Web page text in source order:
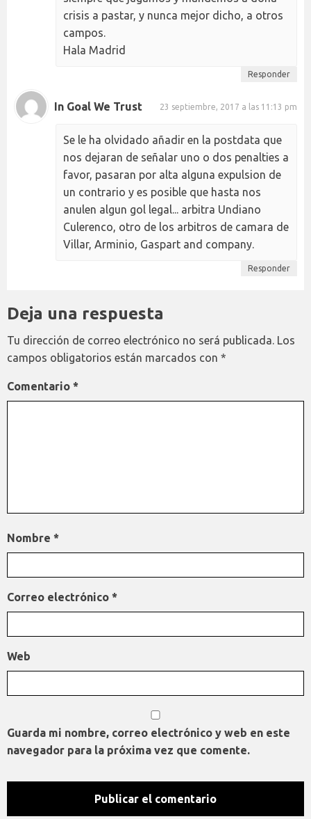
crisis a pastar, y nunca mejor dicho, a otros
campos.
Hala Madrid
Responder
In Goal We Trust 23 septiembre, 2017 a las 11:13 pm
Se le ha olvidado añadir en la postdata que
nos dejaran de señalar uno o dos penalties a
favor, pasaran por alta alguna expulsion de
un contrario y es posible que hasta nos
anulen algun gol legal... arbitra Undiano
Culerenco, otro de los arbitros de camara de
Villar, Arminio, Gaspart and company.
Responder
Deja una respuesta
Tu dirección de correo electrónico no será publicada. Los
campos obligatorios están marcados con *
Comentario *
Nombre *
Correo electrónico *
Web
Guarda mi nombre, correo electrónico y web en este
navegador para la próxima vez que comente.